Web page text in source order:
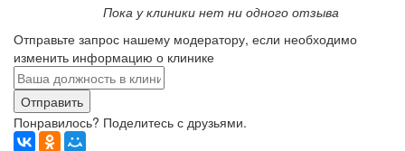
Пока у клиники нет ни одного отзыва
Отправьте запрос нашему модератору, если необходимо
изменить информацию о клинике
Отправить
Понравилось? Поделитесь с друзьями.